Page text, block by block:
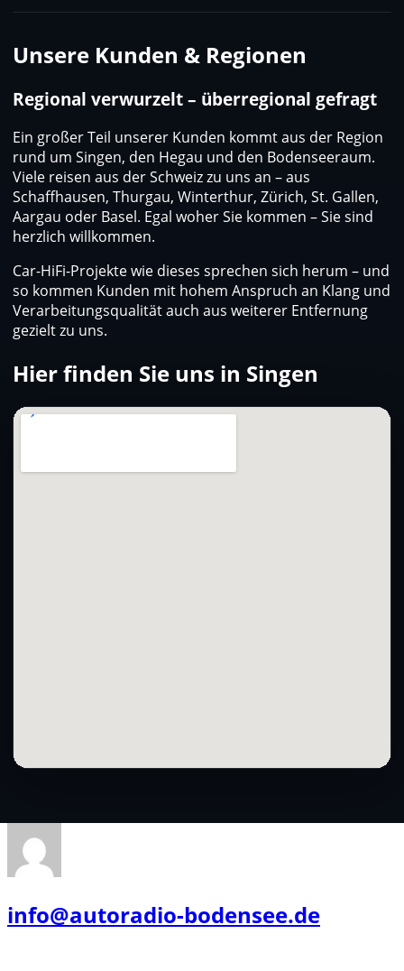
Unsere Kunden & Regionen
Regional verwurzelt – überregional gefragt
Ein großer Teil unserer Kunden kommt aus der Region
rund um Singen, den Hegau und den Bodenseeraum.
Viele reisen aus der Schweiz zu uns an – aus
Schaffhausen, Thurgau, Winterthur, Zürich, St. Gallen,
Aargau oder Basel. Egal woher Sie kommen – Sie sind
herzlich willkommen.
Car-HiFi-Projekte wie dieses sprechen sich herum – und
so kommen Kunden mit hohem Anspruch an Klang und
Verarbeitungsqualität auch aus weiterer Entfernung
gezielt zu uns.
Hier finden Sie uns in Singen
info@autoradio-bodensee.de